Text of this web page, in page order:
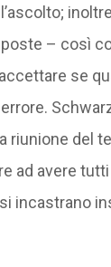
– così
se
riunione del
ad avere
incastrano